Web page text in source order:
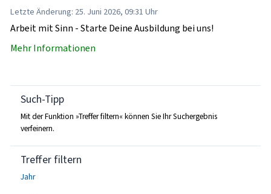
Letzte Änderung: 25. Juni 2026, 09:31 Uhr
Arbeit mit Sinn - Starte Deine Ausbildung bei uns!
Mehr Informationen
Such-Tipp
Mit der Funktion »Treffer filtern« können Sie Ihr Suchergebnis
verfeinern.
Treffer filtern
Jahr